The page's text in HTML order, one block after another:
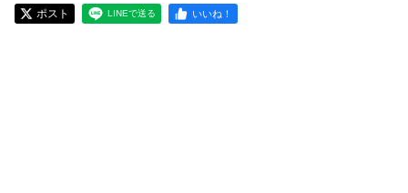
ポスト LINEで送る いいね！